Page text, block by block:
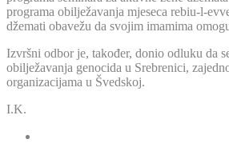
programa obilježavanja mjeseca rebiu-l-
džemati obavežu da svojim imamima
Izvršni odbor je, također, donio odluku da
obilježavanja genocida u Srebrenici,
organizacijama u Švedskoj.
I.K.